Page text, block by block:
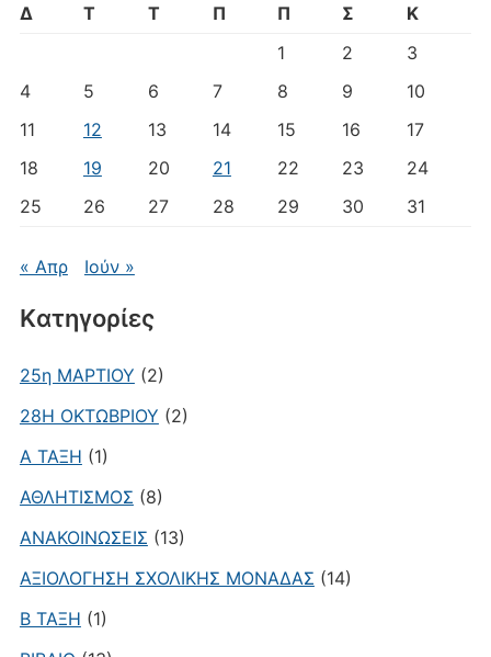
Δ Τ Τ Π Π Σ
Κ
1
2
3
4
5 6 7 8 9
10
11
12 13 14 15 16
17
18
19 20 21 22 23
24
25
26 27 28 29 30 31
« Απρ Ιούν »
Kατηγορίες
25η ΜΑΡΤΙΟΥ (2)
28Η ΟΚΤΩΒΡΙΟΥ (2)
Α ΤΑΞΗ (1)
ΑΘΛΗΤΙΣΜΟΣ (8)
ΑΝΑΚΟΙΝΩΣΕΙΣ (13)
ΑΞΙΟΛΟΓΗΣΗ ΣΧΟΛΙΚΗΣ ΜΟΝΑΔΑΣ (14)
Β ΤΑΞΗ (1)